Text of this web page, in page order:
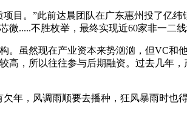
目。”此前达晨团队在广东惠州投了亿
.....不胜枚举，最终实现近60家非一二
。虽然现在产业资本来势汹汹，但VC
高，所以往往参与后期融资。过去几年
年，风调雨顺要去播种，狂风暴雨时